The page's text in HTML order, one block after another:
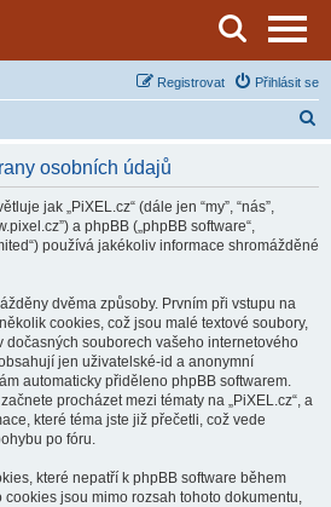
videa Přihlásit se
Registrovat
osobních údajů
jak „PiXEL.cz“ (dále jen “my”, “nás”,
a phpBB („phpBB software“,
používá jakékoliv informace shromážděné
dvěma způsoby. Prvním při vstupu na
cookies, což jsou malé textové soubory,
dočasných souborech vašeho internetového
jen uživatelské-id a anonymní
automaticky přiděleno phpBB softwarem.
procházet mezi tématy na „PiXEL.cz“, a
které téma jste již přečetli, což vede
po fóru.
které nepatří k phpBB software během
cookies jsou mimo rozsah tohoto dokumentu,